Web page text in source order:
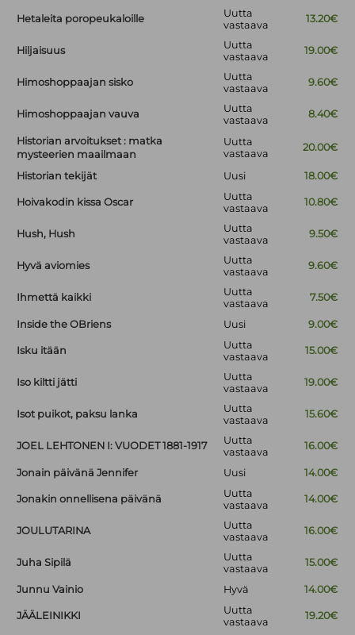
Hetaleita poropeukaloille
Uutta
vastaava
13.20€
Hiljaisuus
Uutta
vastaava
19.00€
Himoshoppaajan sisko
Uutta
vastaava
9.60€
Himoshoppaajan vauva
Uutta
vastaava
8.40€
Historian arvoitukset : matka
mysteerien maailmaan
Uutta
vastaava
20.00€
Historian tekijät Uusi 18.00€
Hoivakodin kissa Oscar
Uutta
vastaava
10.80€
Hush, Hush
Uutta
vastaava
9.50€
Hyvä aviomies
Uutta
vastaava
9.60€
Ihmettä kaikki
Uutta
vastaava
7.50€
Inside the OBriens Uusi 9.00€
Isku itään
Uutta
vastaava
15.00€
Iso kiltti jätti
Uutta
vastaava
19.00€
Isot puikot, paksu lanka
Uutta
vastaava
15.60€
JOEL LEHTONEN I: VUODET 1881-1917
Uutta
vastaava
16.00€
Jonain päivänä Jennifer Uusi 14.00€
Jonakin onnellisena päivänä
Uutta
vastaava
14.00€
JOULUTARINA
Uutta
vastaava
16.00€
Juha Sipilä
Uutta
vastaava
15.00€
Junnu Vainio Hyvä 14.00€
JÄÄLEINIKKI
Uutta
vastaava
19.20€